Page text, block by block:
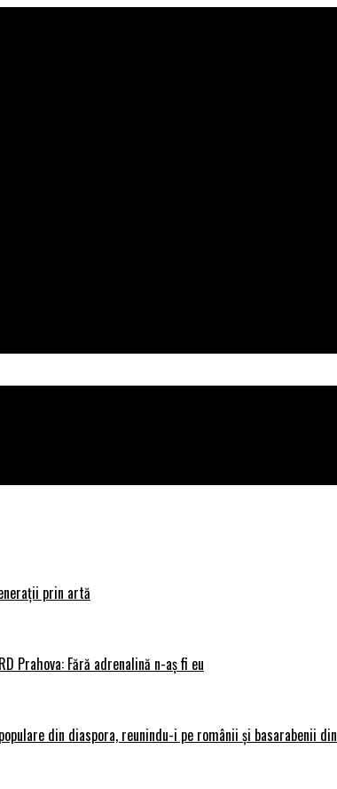
prin artă
Prahova: Fără adrenalină n-aș fi eu
din diaspora, reunindu-i pe românii și basarabenii